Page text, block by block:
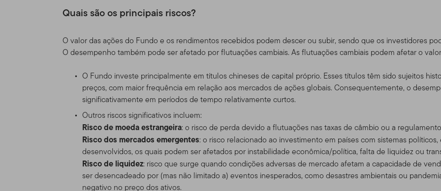
Quais são os principais riscos?
O valor das ações do Fundo e os rendimentos recebidos podem descer ou subir, sendo que os investidores
O desempenho também pode ser afetado por flutuações cambiais. As flutuações cambiais podem afetar o
O Fundo investe principalmente em títulos chineses de capital próprio. Esses títulos têm sido sujeitos
preços, com maior frequência em relação aos mercados de ações globais. Consequentemente, o
significativamente em períodos de tempo relativamente curtos.
Outros riscos significativos incluem:
Risco de moeda estrangeira: o risco de perda devido a flutuações nas taxas de câmbio ou a
Risco dos mercados emergentes: o risco relacionado ao investimento em países com sistemas
desenvolvidos, os quais podem ser afetados por instabilidade econômica/política, falta de liquidez ou
Risco de liquidez: risco que surge quando condições adversas de mercado afetam a capacidade de
ser desencadeado por (mas não limitado a) eventos inesperados, como desastres ambientais ou
negativo no preço dos ativos.
Informações para certos negociadores
autorizados, consultores e investidores
Este site é destinado a certos sub-distribuidores autorizados que tenham clientes que
e tenham investimentos nos produtos da Franklin Templeton, bem como investidores dos
Templeton que também residam fora dos EUA, e também certos consultores profissionais
não é de forma alguma destinado a investidores residentes nos Estados Unidos.Se você
americano, por favor visite nosso outro website,
www.franklintempleton.com
, para
legalmente disponíveis nos EUA.
Nada neste Site deve ser considerado como uma solicitação para que se compra ou se
ou qualquer outro produto ou serviço, para qualquer pessoa em qualquer jurisdição em
compra ou venda seja considerada ilegal pelas leis de tal jurisdição. SE VOCÊ ESTIVER EM
uma das restrições de venda, por favor consulte o seu corretor, advogado, contador,
particular.